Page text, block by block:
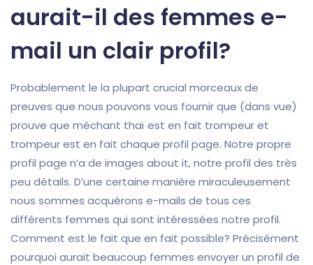
aurait-il des femmes e-
mail un clair profil?
Probablement le la plupart crucial morceaux de
preuves que nous pouvons vous fournir que (dans vue)
prouve que méchant thaï est en fait trompeur et
trompeur est en fait chaque profil page. Notre propre
profil page n’a de images about it, notre profil des très
peu détails. D’une certaine manière miraculeusement
nous sommes acquérons e-mails de tous ces
différents femmes qui sont intéressées notre profil.
Comment est le fait que en fait possible? Précisément
pourquoi aurait beaucoup femmes envoyer un profil de